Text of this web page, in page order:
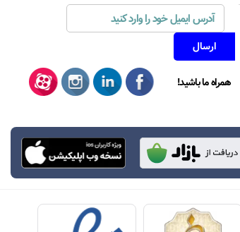
همراه ما باشید!